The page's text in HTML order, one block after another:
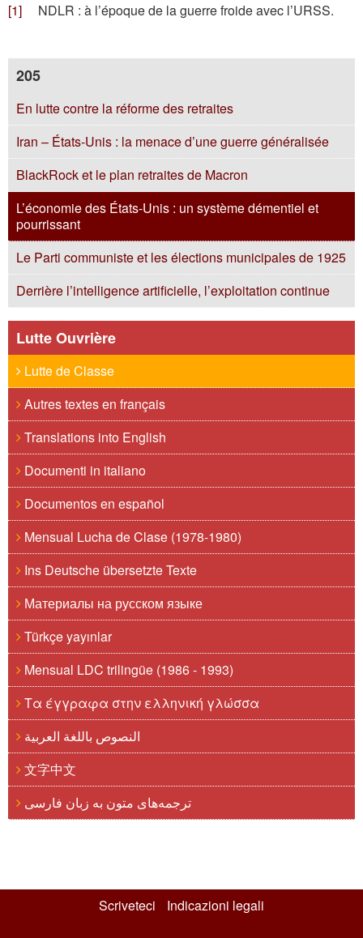
[1] NDLR : à l’époque de la guerre froide avec l’URSS.
205
En lutte contre la réforme des retraites
Iran – États-Unis : la menace d’une guerre généralisée
BlackRock et le plan retraites de Macron
L’économie des États-Unis : un système démentiel et
pourrissant
Le Parti communiste et les élections municipales de 1925
Derrière l’intelligence artificielle, l’exploitation continue
Lutte Ouvrière
Lutte de Classe
Autres textes en français
Translations into English
Documenti in italiano
Documentos en español
Mensual Lucha de Clase (1978-1980)
Ins Deutsche übersetzte Texte
Материалы на русском языке
Türkçe yayınlar
Mensual LDC trilingüe (1986 - 1993)
Τα έγγραφα στην ελληνική γλώσσα
النصوص باللغة العربية
文字中文
ترجمه‌های متون به زبان فارسی
Scriveteci Indicazioni legali